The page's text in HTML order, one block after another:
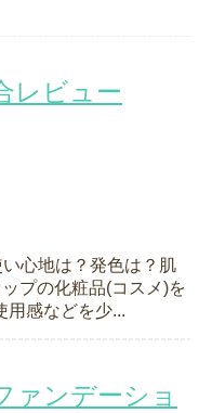
レビュー
心地は？発色は？肌
プの化粧品(コスメ)を
用感などを少...
ァンデーショ